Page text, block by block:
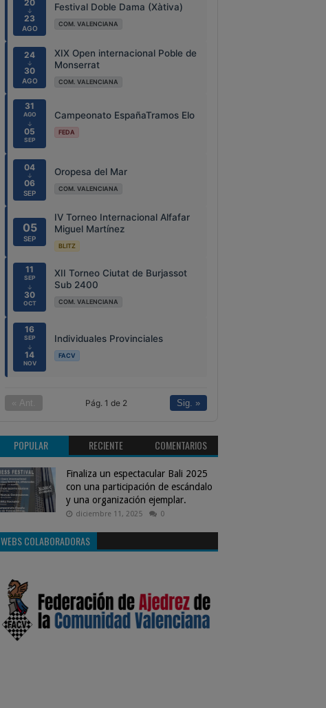
20
↓
23
AGO
Festival Doble Dama (Xàtiva)
COM. VALENCIANA
24
↓
30
AGO
XIX Open internacional Poble de
Monserrat
COM. VALENCIANA
31
AGO
↓
05
SEP
Campeonato EspañaTramos Elo
FEDA
04
↓
06
SEP
Oropesa del Mar
COM. VALENCIANA
05
SEP
IV Torneo Internacional Alfafar
Miguel Martínez
BLITZ
11
SEP
↓
30
OCT
XII Torneo Ciutat de Burjassot
Sub 2400
COM. VALENCIANA
16
SEP
↓
14
NOV
Individuales Provinciales
FACV
« Ant. Pág. 1 de 2 Sig. »
POPULAR RECIENTE COMENTARIOS
Finaliza un espectacular Bali 2025
con una participación de escándalo
y una organización ejemplar.
diciembre 11, 2025 0
WEBS COLABORADORAS